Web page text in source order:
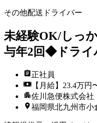
その他配送ドライバー
未経験OK/しっ
与年2回◆ドライ
正社員
【月給】23.4万円
佐川急便株式会社
福岡県北九州市小